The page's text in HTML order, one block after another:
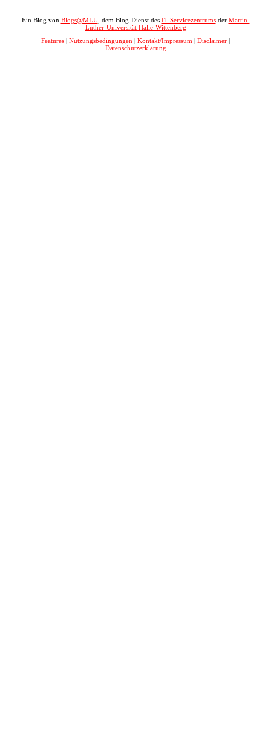
Ein Blog von Blogs@MLU, dem Blog-Dienst des IT-Servicezentrumsder Martin-
Luther-Universität Halle-Wittenberg
Features | Nutzungsbedingungen | Kontakt/Impressum | Disclaimer |
Datenschutzerklärung